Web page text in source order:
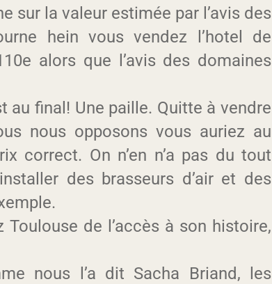
sur la valeur estimée par l’avis des
hein vous vendez l’hotel de
alors que l’avis des domaines
au final! Une paille. Quitte à vendre
nous opposons vous auriez au
correct. On n’en n’a pas du tout
des brasseurs d’air et des
de l’accès à son histoire,
nous l’a dit Sacha Briand, les